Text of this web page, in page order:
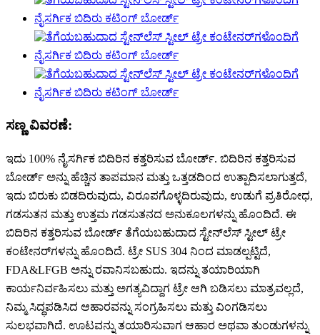
ಸಣ್ಣ ವಿವರಣೆ:
ಇದು 100% ನೈಸರ್ಗಿಕ ಬಿದಿರಿನ ಕತ್ತರಿಸುವ ಬೋರ್ಡ್. ಬಿದಿರಿನ ಕತ್ತರಿಸುವ
ಬೋರ್ಡ್ ಅನ್ನು ಹೆಚ್ಚಿನ ತಾಪಮಾನ ಮತ್ತು ಒತ್ತಡದಿಂದ ಉತ್ಪಾದಿಸಲಾಗುತ್ತದೆ,
ಇದು ಬಿರುಕು ಬಿಡದಿರುವುದು, ವಿರೂಪಗೊಳ್ಳದಿರುವುದು, ಉಡುಗೆ ಪ್ರತಿರೋಧ,
ಗಡಸುತನ ಮತ್ತು ಉತ್ತಮ ಗಡಸುತನದ ಅನುಕೂಲಗಳನ್ನು ಹೊಂದಿದೆ. ಈ
ಬಿದಿರಿನ ಕತ್ತರಿಸುವ ಬೋರ್ಡ್ ತೆಗೆಯಬಹುದಾದ ಸ್ಟೇನ್‌ಲೆಸ್ ಸ್ಟೀಲ್ ಟ್ರೇ
ಕಂಟೇನರ್‌ಗಳನ್ನು ಹೊಂದಿದೆ. ಟ್ರೇ SUS 304 ನಿಂದ ಮಾಡಲ್ಪಟ್ಟಿದೆ,
FDA&LFGB ಅನ್ನು ರವಾನಿಸಬಹುದು. ಇದನ್ನು ತಯಾರಿಯಾಗಿ
ಕಾರ್ಯನಿರ್ವಹಿಸಲು ಮತ್ತು ಅಗತ್ಯವಿದ್ದಾಗ ಟ್ರೇ ಆಗಿ ಬಡಿಸಲು ಮಾತ್ರವಲ್ಲದೆ,
ನಿಮ್ಮ ಸಿದ್ಧಪಡಿಸಿದ ಆಹಾರವನ್ನು ಸಂಗ್ರಹಿಸಲು ಮತ್ತು ವಿಂಗಡಿಸಲು
ಸುಲಭವಾಗಿದೆ. ಊಟವನ್ನು ತಯಾರಿಸುವಾಗ ಆಹಾರ ಅಥವಾ ತುಂಡುಗಳನ್ನು